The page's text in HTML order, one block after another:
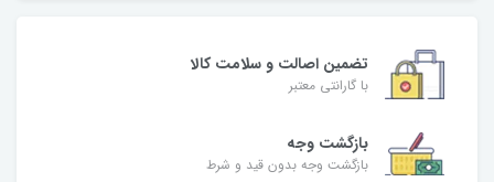
تضمین اصالت و سلامت کالا
با گارانتی معتبر
بازگشت وجه
بازگشت وجه بدون قید و شرط